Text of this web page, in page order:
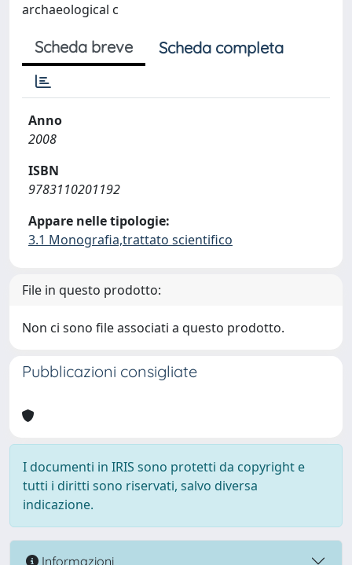
archaeological c
Scheda breve Scheda completa
Anno
2008
ISBN
9783110201192
Appare nelle tipologie:
3.1 Monografia,trattato scientifico
File in questo prodotto:
Non ci sono file associati a questo prodotto.
Pubblicazioni consigliate
I documenti in IRIS sono protetti da copyright e
tutti i diritti sono riservati, salvo diversa
indicazione.
Informazioni